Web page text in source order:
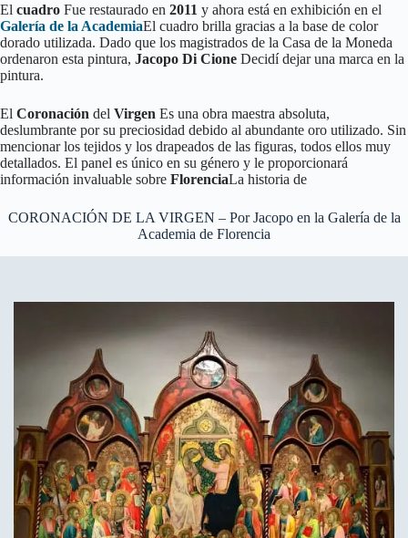
El cuadro Fue restaurado en 2011 y ahora está en exhibición en el
Galería de la AcademiaEl cuadro brilla gracias a la base de color
dorado utilizada. Dado que los magistrados de la Casa de la Moneda
ordenaron esta pintura, Jacopo Di Cione Decidí dejar una marca en la
pintura.
El Coronación del Virgen Es una obra maestra absoluta,
deslumbrante por su preciosidad debido al abundante oro utilizado. Sin
mencionar los tejidos y los drapeados de las figuras, todos ellos muy
detallados. El panel es único en su género y le proporcionará
información invaluable sobre FlorenciaLa historia de
CORONACIÓN DE LA VIRGEN – Por Jacopo en la Galería de la
Academia de Florencia